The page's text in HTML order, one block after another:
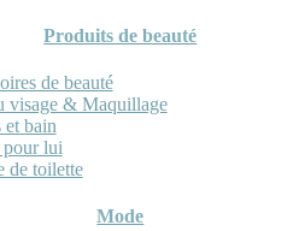
Produits de beauté
de beauté
visage & Maquillage
et bain
pour lui
de toilette
Mode